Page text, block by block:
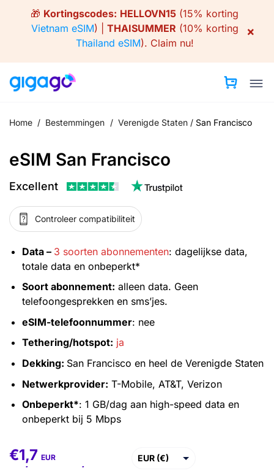
🎁 Kortingscodes: HELLOVN15 (15% korting
Vietnam eSIM) | THAISUMMER (10% korting
Thailand eSIM). Claim nu!
×
Home / Bestemmingen / Verenigde Staten / San Francisco
eSIM San Francisco
Excellent
Controleer compatibiliteit
Data – 3 soorten abonnementen: dagelijkse data,
totale data en onbeperkt*
Soort abonnement: alleen data. Geen
telefoongesprekken en sms’jes.
eSIM-telefoonnummer: nee
Tethering/hotspot: ja
Dekking: San Francisco en heel de Verenigde Staten
Netwerkprovider: T-Mobile, AT&T, Verizon
Onbeperkt*: 1 GB/dag aan high-speed data en
onbeperkt bij 5 Mbps
€1,7 –€ EUR (€)
€1,7 EUR